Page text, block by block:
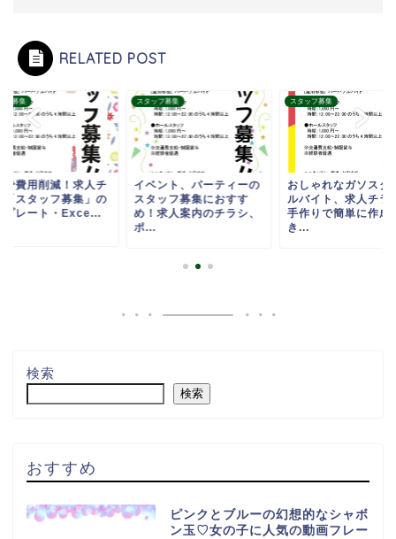
RELATED POST
フ募集
で費用削減！求人チ
「スタッフ募集」の
プレート・Exce...
スタッフ募集
イベント、パーティーの
スタッフ募集におすす
め！求人案内のチラシ、
ポ...
スタッフ募集
おしゃれなガソスタ
ルバイト、求人チラ
手作りで簡単に作成
き...
検索
検索
おすすめ
ピンクとブルーの幻想的なシャボ
ン玉♡女の子に人気の動画フレー